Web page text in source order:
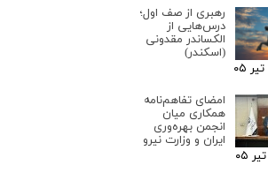
رهبری از صف اول؛
درس‌هایی از
الکساندر مقدونی
(اسکندر)
امضای تفاهم‌نامه
همکاری میان
انجمن بهره‌وری
ایران و وزارت نیرو